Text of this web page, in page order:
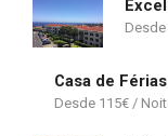
Casa de
115€